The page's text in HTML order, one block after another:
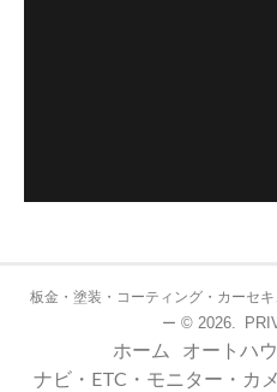
板金・塗装・コーティング・カーセ
ー © 2026.
ホーム オートハ
ナビ・ETC・モニター・カ